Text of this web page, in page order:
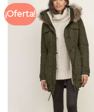
¡Oferta!